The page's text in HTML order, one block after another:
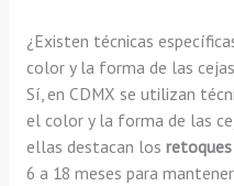
¿Existen técnicas
color y la forma de las
Sí, en CDMX se utilizan
el color y la forma de las
ellas destacan los
6 a 18 meses para